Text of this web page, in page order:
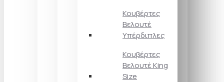
Κουβέρτες
Βελουτέ
Υπέρδιπλες
Κουβέρτες
Βελουτέ King
Size